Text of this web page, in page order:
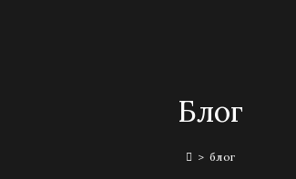
Блог
> блог